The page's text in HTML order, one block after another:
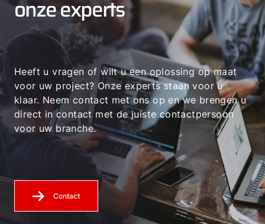
onze experts
Heeft u vragen of wilt u een oplossing op maat
voor uw project? Onze experts staan voor u
klaar. Neem contact met ons op en we brengen u
direct in contact met de juiste contactpersoon
voor uw branche.
Contact